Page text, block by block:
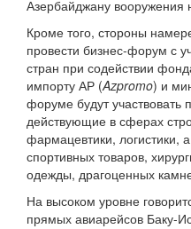
Азербайджану
Кроме того, стороны
провести бизнес-форум с
стран при содействии
импорту АР (Azpromo) и
форуме будут участвовать
действующие в сферах
фармацевтики, логистики,
спортивных товаров,
одежды, драгоценных
На высоком уровне
прямых авиарейсов Баку-